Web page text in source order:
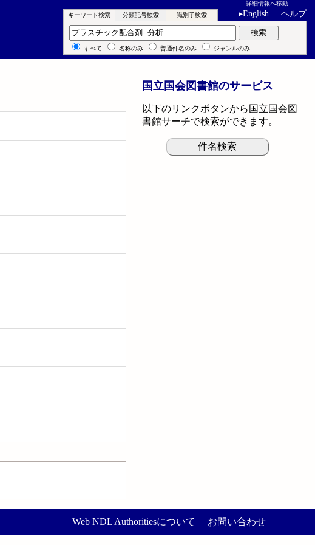
詳細情報へ移動
▸English ヘルプ
キーワード検索 分類記号検索 識別子検索
キーワード検索 検索
すべて 名称のみ 普通件名のみ ジャンルのみ
国立国会図書館のサービス
以下のリンクボタンから国立国会図
書館サーチで検索ができます。
件名検索
Web NDL Authoritiesについて お問い合わせ